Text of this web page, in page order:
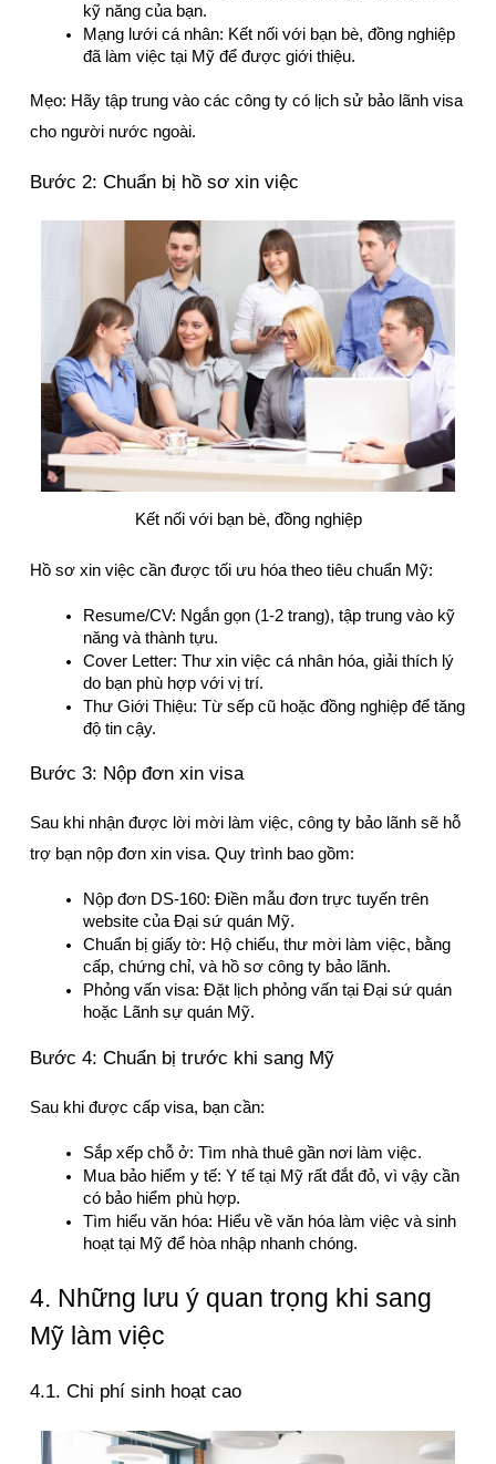
kỹ năng của bạn.
Mạng lưới cá nhân: Kết nối với bạn bè, đồng nghiệp
đã làm việc tại Mỹ để được giới thiệu.
Mẹo: Hãy tập trung vào các công ty có lịch sử bảo lãnh visa
cho người nước ngoài.
Bước 2: Chuẩn bị hồ sơ xin việc
Kết nối với bạn bè, đồng nghiệp
Hồ sơ xin việc cần được tối ưu hóa theo tiêu chuẩn Mỹ:
Resume/CV: Ngắn gọn (1-2 trang), tập trung vào kỹ
năng và thành tựu.
Cover Letter: Thư xin việc cá nhân hóa, giải thích lý
do bạn phù hợp với vị trí.
Thư Giới Thiệu: Từ sếp cũ hoặc đồng nghiệp để tăng
độ tin cậy.
Bước 3: Nộp đơn xin visa
Sau khi nhận được lời mời làm việc, công ty bảo lãnh sẽ hỗ
trợ bạn nộp đơn xin visa. Quy trình bao gồm:
Nộp đơn DS-160: Điền mẫu đơn trực tuyến trên
website của Đại sứ quán Mỹ.
Chuẩn bị giấy tờ: Hộ chiếu, thư mời làm việc, bằng
cấp, chứng chỉ, và hồ sơ công ty bảo lãnh.
Phỏng vấn visa: Đặt lịch phỏng vấn tại Đại sứ quán
hoặc Lãnh sự quán Mỹ.
Bước 4: Chuẩn bị trước khi sang Mỹ
Sau khi được cấp visa, bạn cần:
Sắp xếp chỗ ở: Tìm nhà thuê gần nơi làm việc.
Mua bảo hiểm y tế: Y tế tại Mỹ rất đắt đỏ, vì vậy cần
có bảo hiểm phù hợp.
Tìm hiểu văn hóa: Hiểu về văn hóa làm việc và sinh
hoạt tại Mỹ để hòa nhập nhanh chóng.
4. Những lưu ý quan trọng khi sang
Mỹ làm việc
4.1. Chi phí sinh hoạt cao